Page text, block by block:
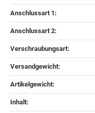
Anschlussart 1‍:
Anschlussart 2‍:
Verschraubungsart‍:
Versandgewicht‍:
Artikelgewicht‍:
Inhalt‍: